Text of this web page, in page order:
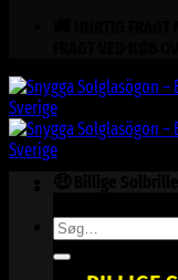
Søg
efter: